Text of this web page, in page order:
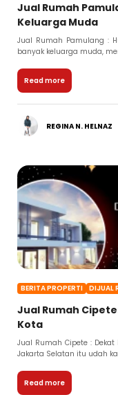
Jual Rumah
Keluarga Muda
Jual Rumah Pamulang :
banyak keluarga muda,
Read more
REGINA N. HELNAZ
BERITA PROPERTI DIJUAL
Jual Rumah
Kota
Jual Rumah Cipete :
Jakarta Selatan itu udah
Read more